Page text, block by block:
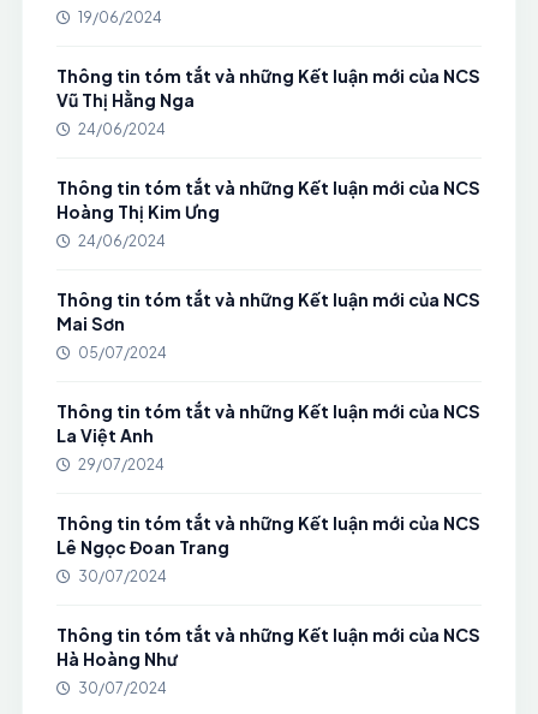
19/06/2024
Thông tin tóm tắt và những Kết luận mới của NCS
Vũ Thị Hằng Nga
24/06/2024
Thông tin tóm tắt và những Kết luận mới của NCS
Hoàng Thị Kim Ưng
24/06/2024
Thông tin tóm tắt và những Kết luận mới của NCS
Mai Sơn
05/07/2024
Thông tin tóm tắt và những Kết luận mới của NCS
La Việt Anh
29/07/2024
Thông tin tóm tắt và những Kết luận mới của NCS
Lê Ngọc Đoan Trang
30/07/2024
Thông tin tóm tắt và những Kết luận mới của NCS
Hà Hoàng Như
30/07/2024